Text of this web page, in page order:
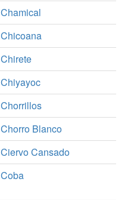
Chamical
Chicoana
Chirete
Chiyayoc
Chorrillos
Chorro Blanco
Ciervo Cansado
Coba